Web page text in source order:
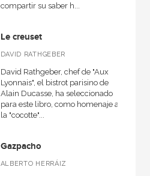
compartir su saber h...
Le creuset
DAVID RATHGEBER
David Rathgeber, chef de "Aux
Lyonnais", el bistrot parisino de
Alain Ducasse, ha seleccionado
para este libro, como homenaje a
la "cocotte"...
Gazpacho
ALBERTO HERRÁIZ